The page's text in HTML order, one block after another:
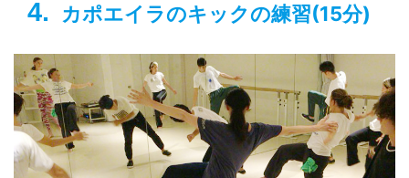
カポエイラのキックの練習(15分)